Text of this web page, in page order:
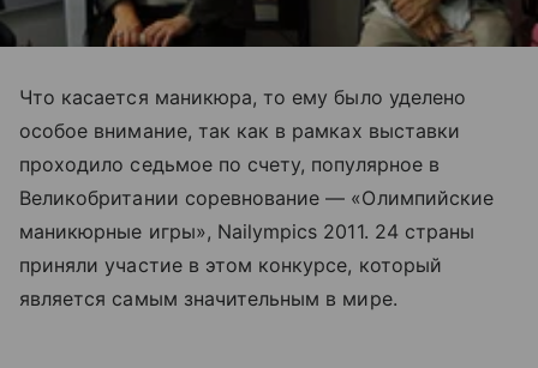
Что касается маникюра, то ему было уделено
особое внимание, так как в рамках выставки
проходило седьмое по счету, популярное в
Великобритании соревнование — «Олимпийские
маникюрные игры», Nailympics 2011. 24 страны
приняли участие в этом конкурсе, который
является самым значительным в мире.